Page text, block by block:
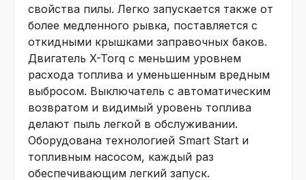
свойства пилы. Легко запускается также от
более медленного рывка, поставляется с
откидными крышками заправочных баков.
Двигатель X-Torq с меньшим уровнем
расхода топлива и уменьшенным вредным
выбросом. Выключатель с автоматическим
возвратом и видимый уровень топлива
делают пыль легкой в обслуживании.
Оборудована технологией Smart Start и
топливным насосом, каждый раз
обеспечивающим легкий запуск.